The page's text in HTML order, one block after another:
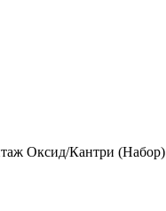
Оксид/Кантри (Набор)